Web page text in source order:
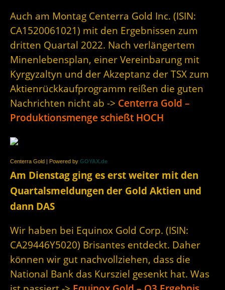
Auch am Montag Centerra Gold Inc. (ISIN:
CA1520061021) mit den Ergebnissen zum
dritten Quartal 2022. Nach verlängertem
Minenlebensplan, einer Vereinbarung mit
Kyrgyzaltyn und der Akzeptanz der TSX zum
Aktienrückkaufprogramm reißen die guten
Nachrichten nicht ab -> Centerra Gold –
Produktionsmenge schießt HOCH
Centerra Gold | Powered by GOYAX.de
Am Dienstag ging es erst weiter mit den
Quartalsmeldungen der Gold Aktien und
dann DAS
Wir haben bei Equinox Gold Corp. (ISIN:
CA29446Y5020) Brisantes entdeckt. Daher
können wir gut nachvollziehen, dass die
National Bank das Kursziel gesenkt hat. Was